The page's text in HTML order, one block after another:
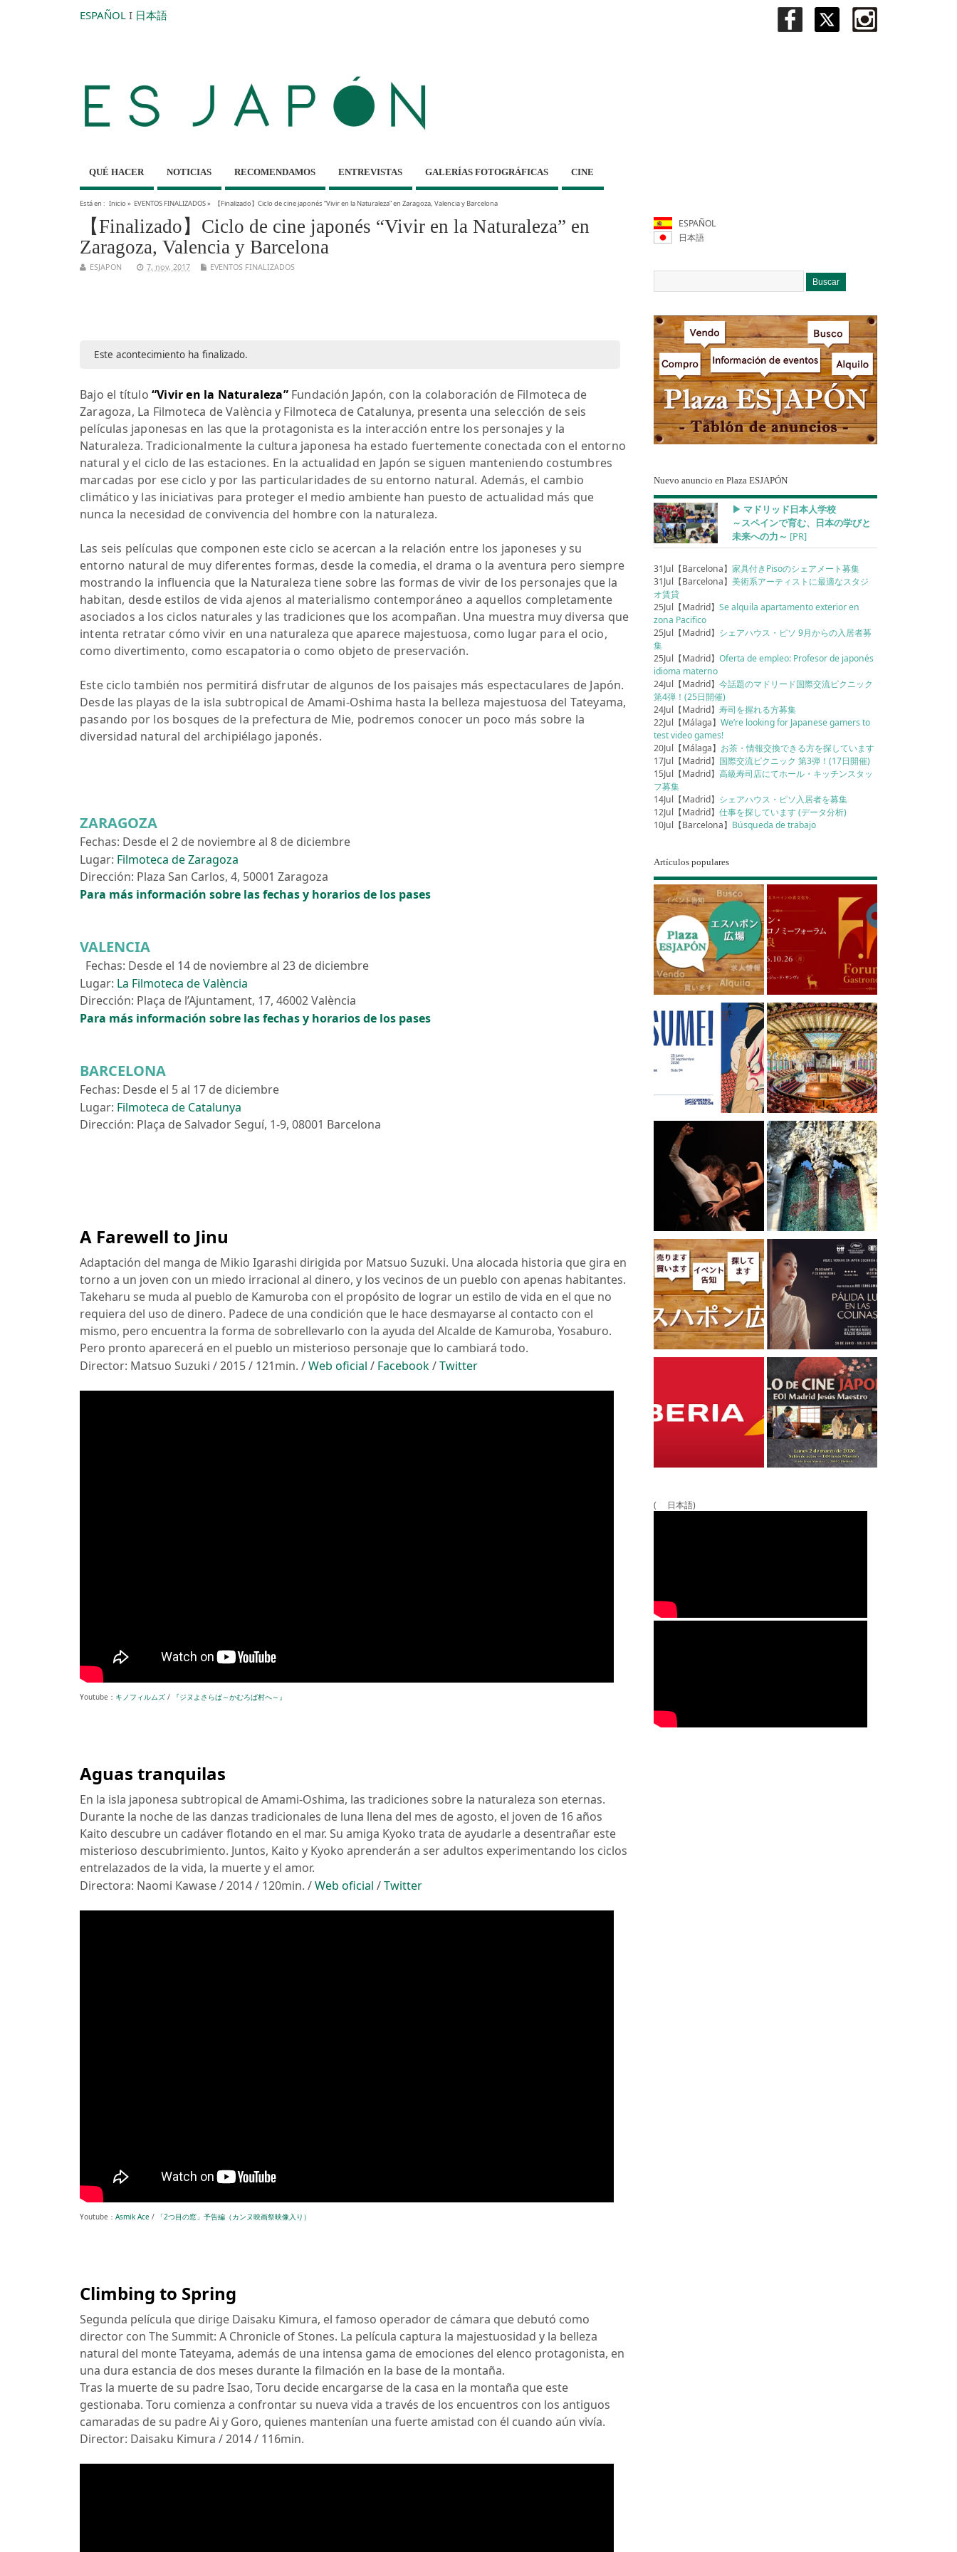
ESPAÑOL I 日本語
QUÉ HACER NOTICIAS RECOMENDAMOS ENTREVISTAS GALERÍAS FOTOGRÁFICAS CINE
Está en : Inicio» EVENTOS FINALIZADOS» 【Finalizado】Ciclo de cine japonés “Vivir en la Naturaleza” en Zaragoza, Valencia y Barcelona
【Finalizado】Ciclo de cine japonés “Vivir en la Naturaleza” en
Zaragoza, Valencia y Barcelona
ESJAPON 7, nov, 2017 EVENTOS FINALIZADOS
Este acontecimiento ha finalizado.
Bajo el título “Vivir en la Naturaleza”Fundación Japón, con la colaboración de Filmoteca de
Zaragoza, La Filmoteca de València y Filmoteca de Catalunya, presenta una selección de seis
películas japonesas en las que la protagonista es la interacción entre los personajes y la
Naturaleza. Tradicionalmente la cultura japonesa ha estado fuertemente conectada con el entorno
natural y el ciclo de las estaciones. En la actualidad en Japón se siguen manteniendo costumbres
marcadas por ese ciclo y por las particularidades de su entorno natural. Además, el cambio
climático y las iniciativas para proteger el medio ambiente han puesto de actualidad más que
nunca la necesidad de convivencia del hombre con la naturaleza.
Las seis películas que componen este ciclo se acercan a la relación entre los japoneses y su
entorno natural de muy diferentes formas, desde la comedia, el drama o la aventura pero siempre
mostrando la influencia que la Naturaleza tiene sobre las formas de vivir de los personajes que la
habitan, desde estilos de vida ajenos al materialismo contemporáneo a aquellos completamente
asociados a los ciclos naturales y las tradiciones que los acompañan. Una muestra muy diversa que
intenta retratar cómo vivir en una naturaleza que aparece majestuosa, como lugar para el ocio,
como divertimento, como escapatoria o como objeto de preservación.
Este ciclo también nos permitirá disfrutar de algunos de los paisajes más espectaculares de Japón.
Desde las playas de la isla subtropical de Amami-Oshima hasta la belleza majestuosa del Tateyama,
pasando por los bosques de la prefectura de Mie, podremos conocer un poco más sobre la
diversidad natural del archipiélago japonés.
ZARAGOZA
Fechas: Desde el 2 de noviembre al 8 de diciembre
Lugar: Filmoteca de Zaragoza
Dirección: Plaza San Carlos, 4, 50001 Zaragoza
Para más información sobre las fechas y horarios de los pases
VALENCIA
Fechas: Desde el 14 de noviembre al 23 de diciembre
Lugar: La Filmoteca de València
Dirección: Plaça de l’Ajuntament, 17, 46002 València
Para más información sobre las fechas y horarios de los pases
BARCELONA
Fechas: Desde el 5 al 17 de diciembre
Lugar: Filmoteca de Catalunya
Dirección: Plaça de Salvador Seguí, 1-9, 08001 Barcelona
A Farewell to Jinu
Adaptación del manga de Mikio Igarashi dirigida por Matsuo Suzuki. Una alocada historia que gira en
torno a un joven con un miedo irracional al dinero, y los vecinos de un pueblo con apenas habitantes.
Takeharu se muda al pueblo de Kamuroba con el propósito de lograr un estilo de vida en el que no
requiera del uso de dinero. Padece de una condición que le hace desmayarse al contacto con el
mismo, pero encuentra la forma de sobrellevarlo con la ayuda del Alcalde de Kamuroba, Yosaburo.
Pero pronto aparecerá en el pueblo un misterioso personaje que lo cambiará todo.
Director: Matsuo Suzuki / 2015 / 121min. /Web oficial / Facebook/Twitter
Youtube： キノフィルムズ / 『ジヌよさらば～かむろば村へ～』
Aguas tranquilas
En la isla japonesa subtropical de Amami-Oshima, las tradiciones sobre la naturaleza son eternas.
Durante la noche de las danzas tradicionales de luna llena del mes de agosto, el joven de 16 años
Kaito descubre un cadáver flotando en el mar. Su amiga Kyoko trata de ayudarle a desentrañar este
misterioso descubrimiento. Juntos, Kaito y Kyoko aprenderán a ser adultos experimentando los ciclos
entrelazados de la vida, la muerte y el amor.
Directora: Naomi Kawase / 2014 / 120min. /Web oficial /Twitter
Youtube： Asmik Ace / 「2つ目の窓」予告編（カンヌ映画祭映像入り）
Climbing to Spring
Segunda película que dirige Daisaku Kimura, el famoso operador de cámara que debutó como
director con The Summit: A Chronicle of Stones. La película captura la majestuosidad y la belleza
natural del monte Tateyama, además de una intensa gama de emociones del elenco protagonista, en
una dura estancia de dos meses durante la filmación en la base de la montaña.
Tras la muerte de su padre Isao, Toru decide encargarse de la casa en la montaña que este
gestionaba. Toru comienza a confrontar su nueva vida a través de los encuentros con los antiguos
camaradas de su padre Ai y Goro, quienes mantenían una fuerte amistad con él cuando aún vivía.
Director: Daisaku Kimura / 2014 / 116min.
ESPAÑOL
日本語
Nuevo anuncio en Plaza ESJAPÓN
▶︎ マドリッド日本人学校
～スペインで育む、日本の学びと
未来への力～ [PR]
31Jul【Barcelona】家具付きPisoのシェアメート募集
31Jul【Barcelona】美術系アーティストに最適なスタジ
オ賃貸
25Jul【Madrid】Se alquila apartamento exterior en
zona Pacifico
25Jul【Madrid】 シェアハウス・ピソ 9月からの入居者募
集
25Jul【Madrid】Oferta de empleo: Profesor de japonés
idioma materno
24Jul【Madrid】今話題のマドリード国際交流ピクニック
第4弾！(25日開催)
24Jul【Madrid】寿司を握れる方募集
22Jul【Málaga】We’re looking for Japanese gamers to
test video games!
20Jul【Málaga】 お茶・情報交換できる方を探しています
17Jul【Madrid】 国際交流ピクニック 第3弾！(17日開催)
15Jul【Madrid】高級寿司店にてホール・キッチンスタッ
フ募集
14Jul【Madrid】 シェアハウス・ピソ入居者を募集
12Jul【Madrid】仕事を探しています (データ分析)
10Jul【Barcelona】 Búsqueda de trabajo
Artículos populares
( 日本語)